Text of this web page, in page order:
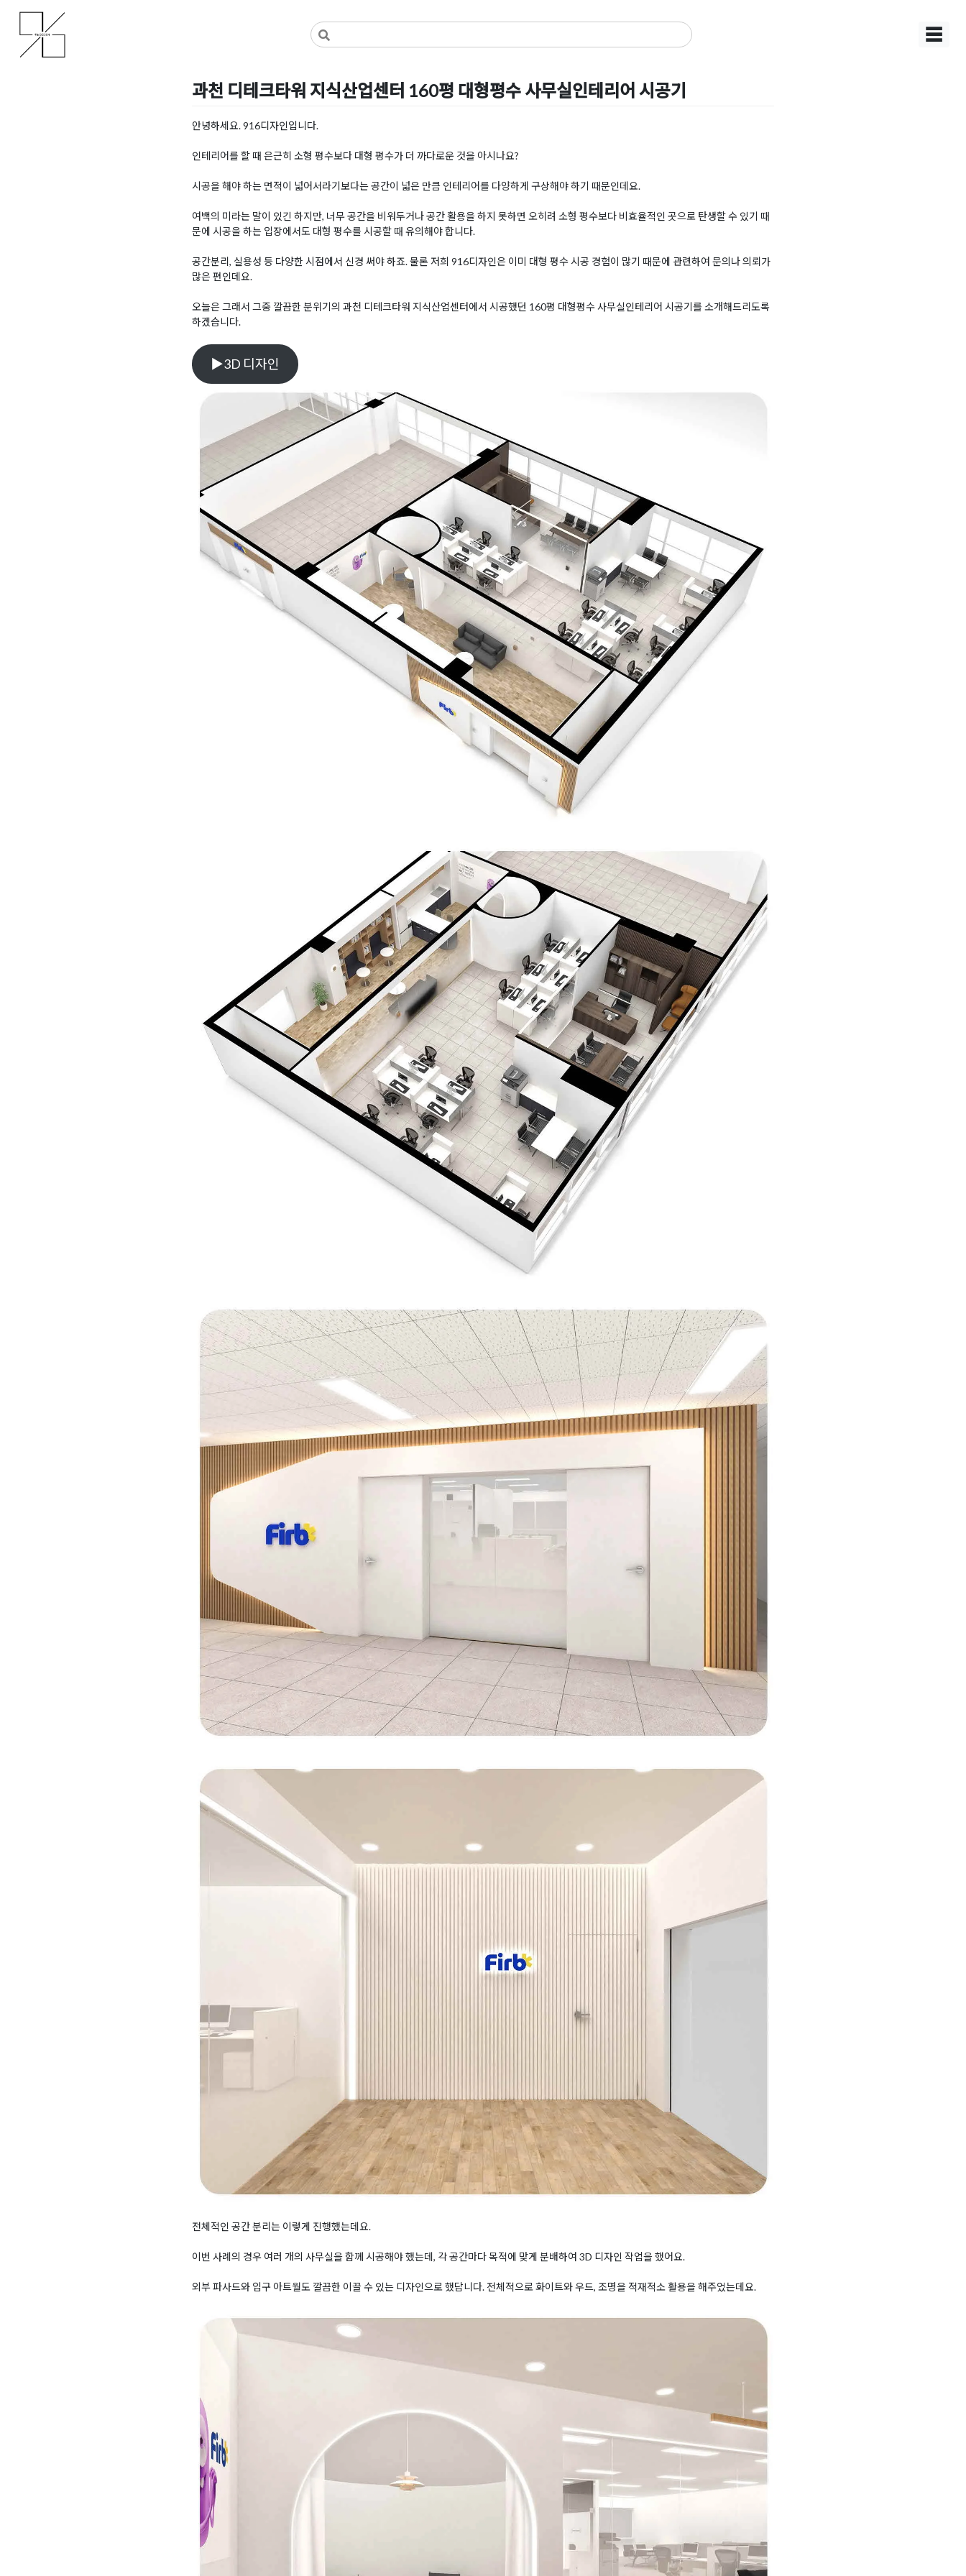
content
사무실인테리어 디자인 공사 비용견적 플랫폼
사무실인테리어 916
☰
과천 디테크타워 지식산업센터 160평 대형평수 사무실인테리어 시공기
Posted on2023년 3월 7일
안녕하세요. 916디자인입니다.
인테리어를 할 때 은근히 소형 평수보다 대형 평수가 더 까다로운 것을 아시나요?
시공을 해야 하는 면적이 넓어서라기보다는 공간이 넓은 만큼 인테리어를 다양하게 구상해야 하기 때문인데요.
여백의 미라는 말이 있긴 하지만, 너무 공간을 비워두거나 공간 활용을 하지 못하면 오히려 소형 평수보다 비효율적인 곳으로 탄생할 수 있기 때
문에 시공을 하는 입장에서도 대형 평수를 시공할 때 유의해야 합니다.
공간분리, 실용성 등 다양한 시점에서 신경 써야 하죠. 물론 저희 916디자인은 이미 대형 평수 시공 경험이 많기 때문에 관련하여 문의나 의뢰가
많은 편인데요.
오늘은 그래서 그중 깔끔한 분위기의 과천 디테크타워 지식산업센터에서 시공했던 160평 대형평수 사무실인테리어 시공기를 소개해드리도록
하겠습니다.
▶3D 디자인
전체적인 공간 분리는 이렇게 진행했는데요.
이번 사례의 경우 여러 개의 사무실을 함께 시공해야 했는데, 각 공간마다 목적에 맞게 분배하여 3D 디자인 작업을 했어요.
외부 파사드와 입구 아트월도 깔끔한 이끌 수 있는 디자인으로 했답니다. 전체적으로 화이트와 우드, 조명을 적재적소 활용을 해주었는데요.